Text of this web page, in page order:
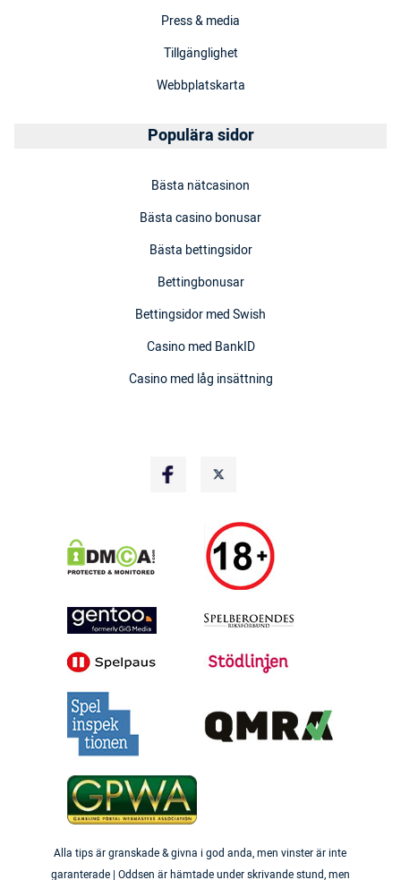
Press & media
Tillgänglighet
Webbplatskarta
Populära sidor
Bästa nätcasinon
Bästa casino bonusar
Bästa bettingsidor
Bettingbonusar
Bettingsidor med Swish
Casino med BankID
Casino med låg insättning
Alla tips är granskade & givna i god anda, men vinster är inte
garanterade | Oddsen är hämtade under skrivande stund, men